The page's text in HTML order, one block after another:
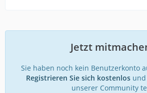
Jetzt
Sie haben noch kein Benutzerkonto
Registrieren Sie sich kostenlosund
unserer Community